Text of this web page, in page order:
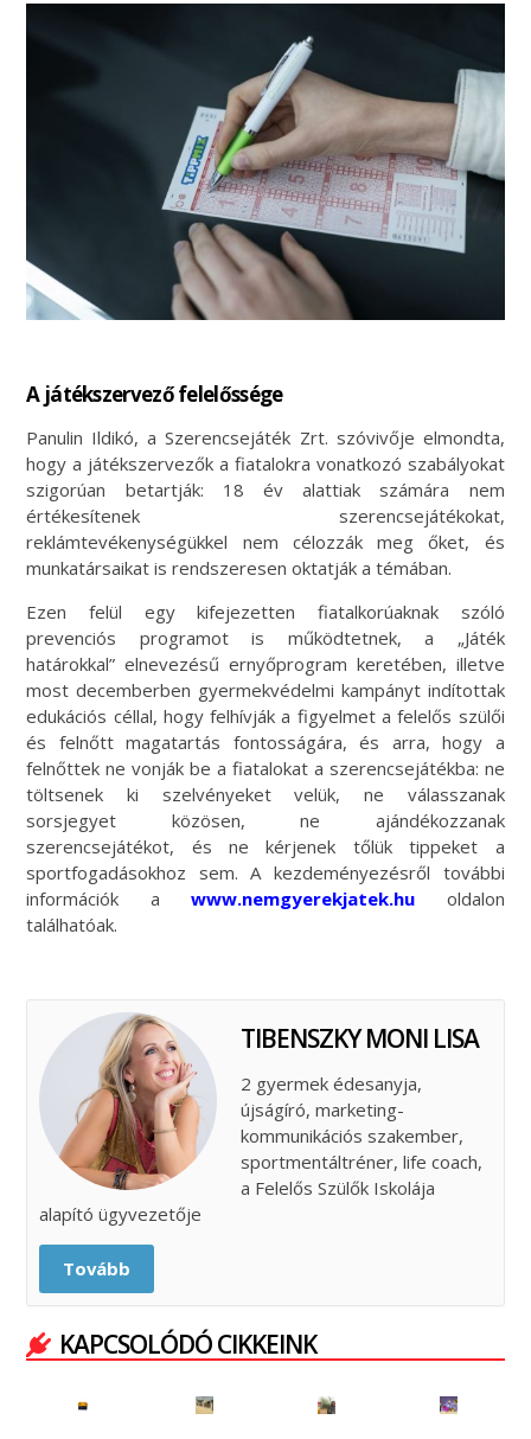
A játékszervező felelőssége
Panulin Ildikó, a Szerencsejáték Zrt. szóvivője elmondta,
hogy a játékszervezők a fiatalokra vonatkozó szabályokat
szigorúan betartják: 18 év alattiak számára nem
értékesítenek szerencsejátékokat,
reklámtevékenységükkel nem célozzák meg őket, és
munkatársaikat is rendszeresen oktatják a témában.
Ezen felül egy kifejezetten fiatalkorúaknak szóló
prevenciós programot is működtetnek, a „Játék
határokkal” elnevezésű ernyőprogram keretében, illetve
most decemberben gyermekvédelmi kampányt indítottak
edukációs céllal, hogy felhívják a figyelmet a felelős szülői
és felnőtt magatartás fontosságára, és arra, hogy a
felnőttek ne vonják be a fiatalokat a szerencsejátékba: ne
töltsenek ki szelvényeket velük, ne válasszanak
sorsjegyet közösen, ne ajándékozzanak
szerencsejátékot, és ne kérjenek tőlük tippeket a
sportfogadásokhoz sem. A kezdeményezésről további
információk awww.nemgyerekjatek.hu oldalon
találhatóak.
TIBENSZKY MONI LISA
2 gyermek édesanyja,
újságíró, marketing-
kommunikációs szakember,
sportmentáltréner, life coach,
a Felelős Szülők Iskolája
alapító ügyvezetője
Tovább
KAPCSOLÓDÓ CIKKEINK